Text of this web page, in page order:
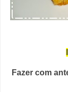
Fazer com